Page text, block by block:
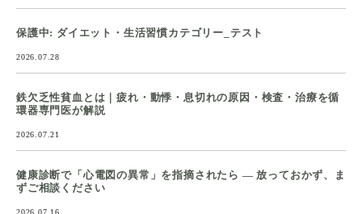
保護中: ダイエット・生活習慣カテゴリー_テスト
2026.07.28
鉄欠乏性貧血とは｜疲れ・動悸・息切れの原因・検査・治療を循
環器専門医が解説
2026.07.21
健康診断で「心電図の異常」を指摘されたら ― 放っておかず、ま
ずご相談ください
2026.07.16